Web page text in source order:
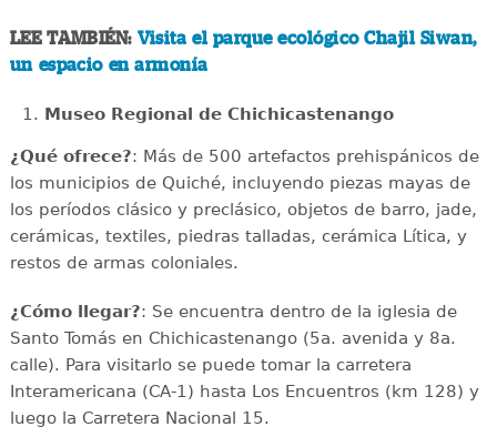
LEE TAMBIÉN: Visita el parque ecológico Chajil Siwan,
un espacio en armonía
Museo Regional de Chichicastenango
¿Qué ofrece?: Más de 500 artefactos prehispánicos de
los municipios de Quiché, incluyendo piezas mayas de
los períodos clásico y preclásico, objetos de barro, jade,
cerámicas, textiles, piedras talladas, cerámica Lítica, y
restos de armas coloniales.
¿Cómo llegar?: Se encuentra dentro de la iglesia de
Santo Tomás en Chichicastenango (5a. avenida y 8a.
calle). Para visitarlo se puede tomar la carretera
Interamericana (CA-1) hasta Los Encuentros (km 128) y
luego la Carretera Nacional 15.